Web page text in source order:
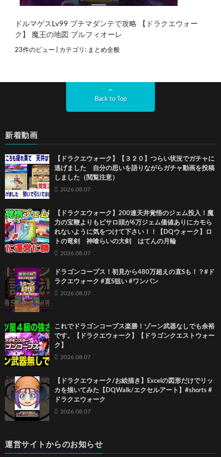
ドルマゲスLv99 プチマダンテで攻略 【ドラクエウォー
ク】 魔王の地図 ブルフィオーレ
23件のビュー カテゴリ: まとめ全般
Back to Top
新着動画
【ドラクエウォーク】【３２０】つらい状況でガチャに
逃げました 自分の思いを語りながらガチャ動画を投稿
しました（閲覧注意）
2026.08.07
【ドラクエウォーク】200連天井覚悟のジェム投入！魔
力の宝鞭よりもピサロ頭が6万ジェム価値ありにカモら
れないように気をつけて下さい！！【DQウォーク】ロ
トの竜剣 神喰らいの大剣 はてんの月輪
2026.08.07
ドラゴンコープス！初見から480万超えの直Sも！？#ド
ラクエウォーク #直S狙い #ワンパン
2026.08.07
これでドラゴンコープス楽勝！ゾーン武器なしでも余裕
です。【ドラクエウォーク】【ドラゴンクエストウォー
ク】
2026.08.07
【ドラクエウォーク/お絵描き】Excelの図形だけでリッ
カを描いてみた【DQWalk/エクセルアート】#shorts #
ドラクエウォーク
2026.08.07
運営サイトからのお知らせ